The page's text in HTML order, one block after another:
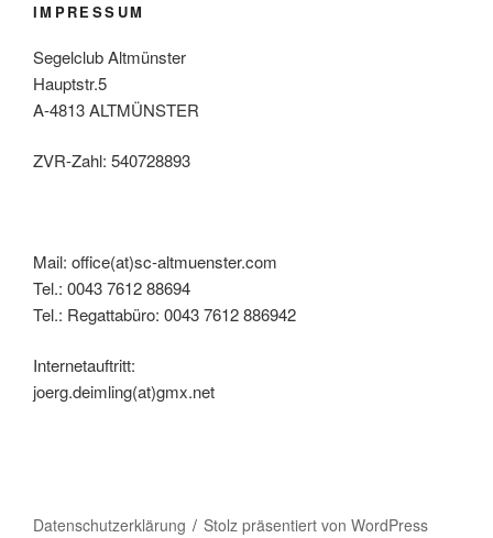
IMPRESSUM
Segelclub Altmünster
Hauptstr.5
A-4813 ALTMÜNSTER
ZVR-Zahl: 540728893
Mail: office(at)sc-altmuenster.com
Tel.: 0043 7612 88694
Tel.: Regattabüro: 0043 7612 886942
Internetauftritt:
joerg.deimling(at)gmx.net
Datenschutzerklärung Stolz präsentiert von WordPress